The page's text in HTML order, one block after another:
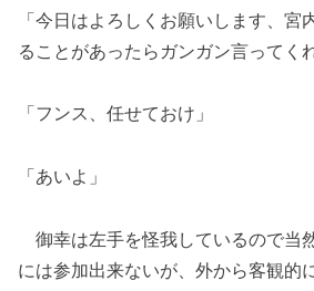
「今日はよろしくお願いします、宮
ることがあったらガンガン言ってくれ
「フンス、任せておけ」
「あいよ」
御幸は左手を怪我しているので当
には参加出来ないが、外から客観的